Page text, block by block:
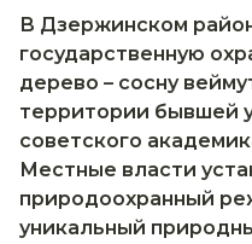
В Дзержинском
государственную
дерево – сосну
территории бывшей
советского
Местные власти
природоохранный
уникальный